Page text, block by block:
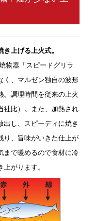
上げる上火式。
物器「スピードグリラ
く、マルゼン独自の波形
。調理時間を従来の上火
社比）。また、加熱され
出し、スピーディに焼き
り、旨味がいきた仕上が
まで暖めるので食材に冷
がります。